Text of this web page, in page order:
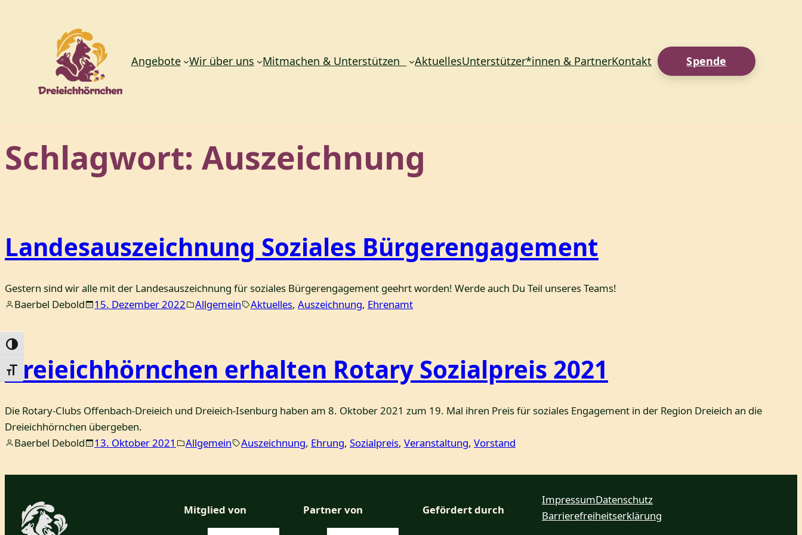
Umschalten auf hohe Kontraste
Schrift vergrößern
Inhalt
springen
Angebote Wir über uns Mitmachen & Unterstützen AktuellesUnterstützer*innen & PartnerKontakt Spende
Schlagwort: Auszeichnung
Landesauszeichnung Soziales Bürgerengagement
Gestern sind wir alle mit der Landesauszeichnung für soziales Bürgerengagement geehrt worden! Werde auch Du Teil unseres Teams!
Baerbel Debold
15. Dezember 2022 Allgemein Aktuelles, Auszeichnung, Ehrenamt
Dreieichhörnchen erhalten Rotary Sozialpreis 2021
Die Rotary-Clubs Offenbach-Dreieich und Dreieich-Isenburg haben am 8. Oktober 2021 zum 19. Mal ihren Preis für soziales Engagement in der Region Dreieich an die
Dreieichhörnchen übergeben.
Baerbel Debold
13. Oktober 2021 Allgemein Auszeichnung, Ehrung, Sozialpreis, Veranstaltung, Vorstand
Mitglied von Partner von Gefördert durch
ImpressumDatenschutz
Barrierefreiheitserklärung